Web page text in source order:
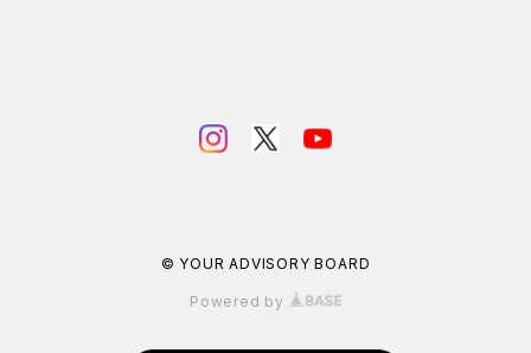
© YOUR ADVISORY BOARD
Powered by